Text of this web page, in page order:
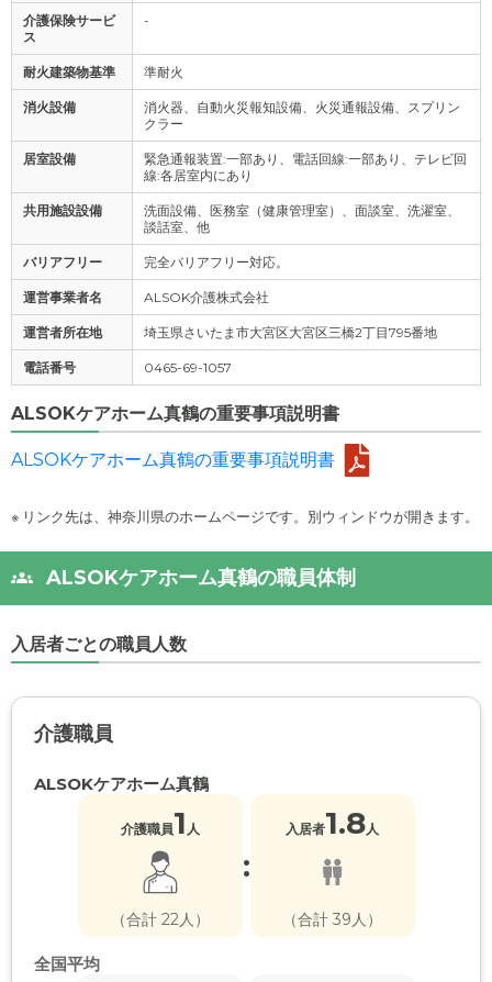
介護保険サービ
ス
-
耐火建築物基準 準耐火
消火設備
消火器、自動火災報知設備、火災通報設備、スプリン
クラー
居室設備
緊急通報装置:一部あり、電話回線:一部あり、テレビ回
線:各居室内にあり
共用施設設備
洗面設備、医務室（健康管理室）、面談室、洗濯室、
談話室、他
バリアフリー 完全バリアフリー対応。
運営事業者名 ALSOK介護株式会社
運営者所在地 埼玉県さいたま市大宮区大宮区三橋2丁目795番地
電話番号 0465-69-1057
ALSOKケアホーム真鶴の重要事項説明書
ALSOKケアホーム真鶴の重要事項説明書
※ リンク先は、神奈川県のホームページです。別ウィンドウが開きます。
ALSOKケアホーム真鶴の職員体制
入居者ごとの職員人数
介護職員
ALSOKケアホーム真鶴
介護職員1 人
（合計 22人）
:
入居者1.8 人
（合計 39人）
全国平均